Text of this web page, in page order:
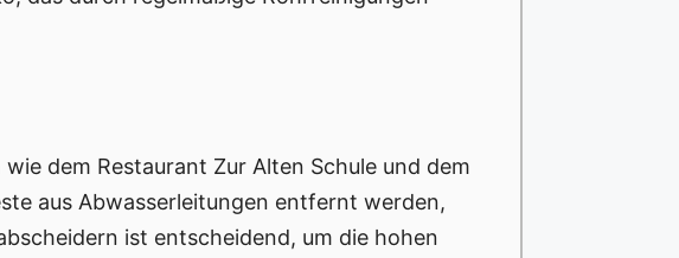
dem Restaurant Zur Alten Schule und dem
aus Abwasserleitungen entfernt werden,
ist entscheidend, um die hohen